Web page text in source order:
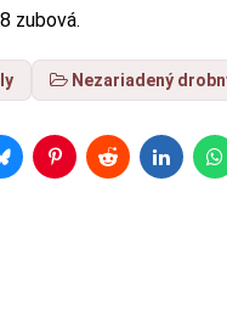
zubová.
Nezariadený
BlueskyPinterestRedditLinkedIn